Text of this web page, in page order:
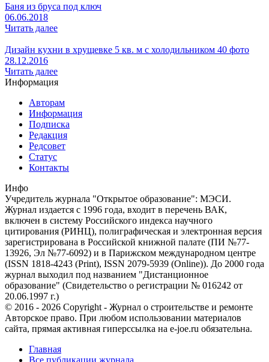
Баня из бруса под ключ
06.06.2018
Читать далее
Дизайн кухни в хрущевке 5 кв. м с холодильником 40 фото
28.12.2016
Читать далее
Информация
Авторам
Информация
Подписка
Редакция
Редсовет
Статус
Контакты
Инфо
Учредитель журнала "Открытое образование": МЭСИ.
Журнал издается с 1996 года, входит в перечень ВАК,
включен в систему Российского индекса научного
цитирования (РИНЦ), полиграфическая и электронная версия
зарегистрирована в Российской книжной палате (ПИ №77-
13926, Эл №77-6092) и в Парижском международном центре
(ISSN 1818-4243 (Print), ISSN 2079-5939 (Online)). До 2000 года
журнал выходил под названием "Дистанционное
образование" (Свидетельство о регистрации № 016242 от
20.06.1997 г.)
© 2016 - 2026 Copyright - Журнал о строительстве и ремонте
Авторское право. При любом использовании материалов
сайта, прямая активная гиперссылка на e-joe.ru обязательна.
Главная
Все публикации журнала